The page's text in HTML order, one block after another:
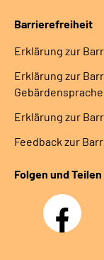
Barrierefreiheit
Erklärung zur
Erklärung zur
Gebärdensprache
Erklärung zur
Feedback zur
Folgen und Teilen
Facebook